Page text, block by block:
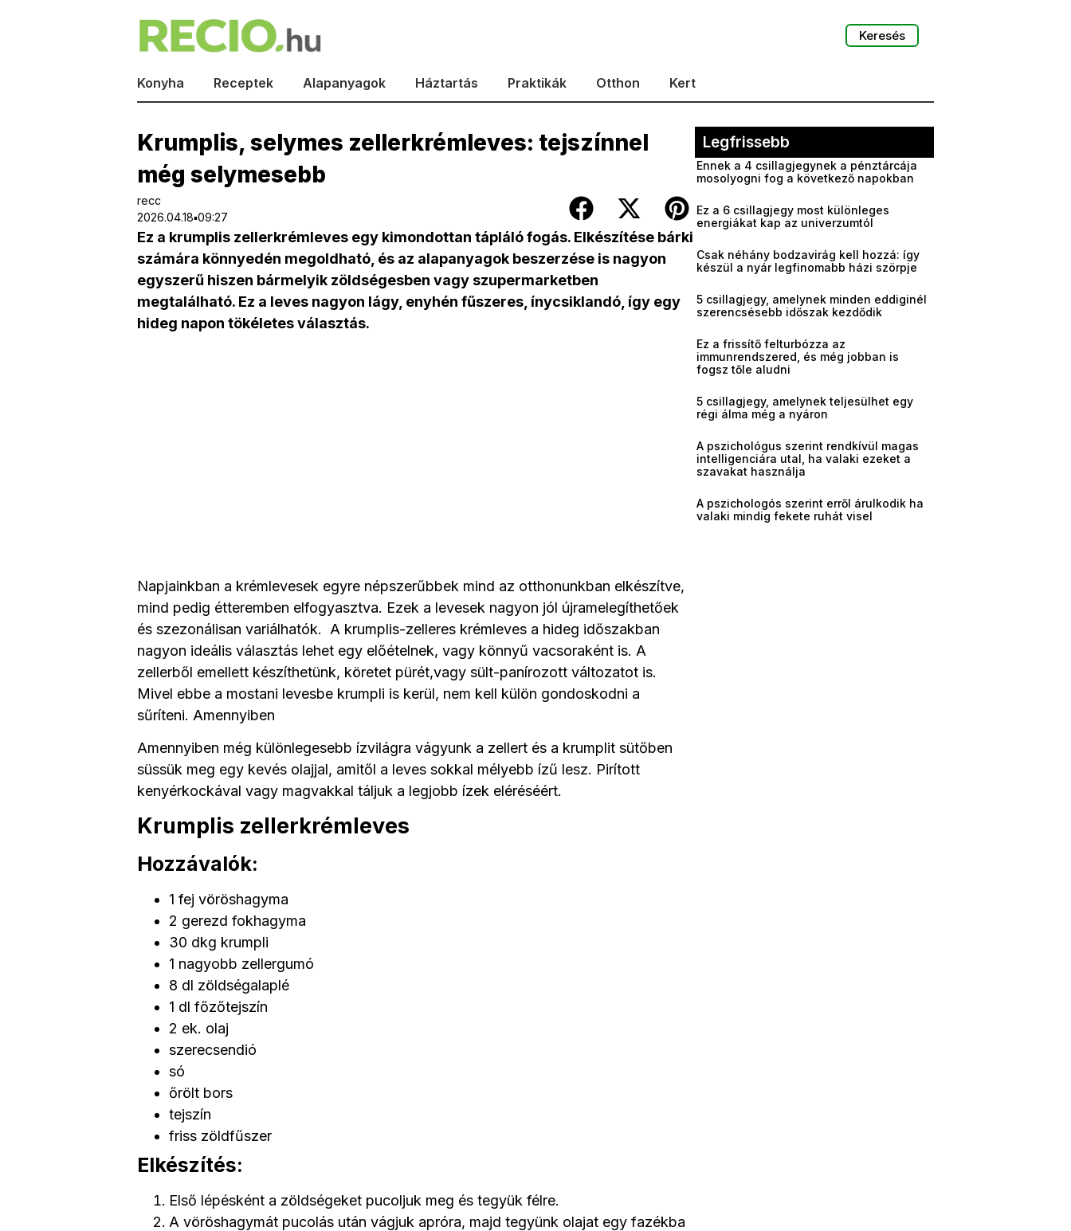
Keresés
Konyha Receptek Alapanyagok Háztartás Praktikák Otthon Kert
Krumplis, selymes zellerkrémleves: tejszínnel
még selymesebb
recc
2026.04.18▪09:27
Ez a krumplis zellerkrémleves egy kimondottan tápláló fogás. Elkészítése bárki
számára könnyedén megoldható, és az alapanyagok beszerzése is nagyon
egyszerű hiszen bármelyik zöldségesben vagy szupermarketben
megtalálható. Ez a leves nagyon lágy, enyhén fűszeres, ínycsiklandó, így egy
hideg napon tökéletes választás.
Napjainkban a krémlevesek egyre népszerűbbek mind az otthonunkban elkészítve,
mind pedig étteremben elfogyasztva. Ezek a levesek nagyon jól újramelegíthetőek
és szezonálisan variálhatók. A krumplis-zelleres krémleves a hideg időszakban
nagyon ideális választás lehet egy előételnek, vagy könnyű vacsoraként is. A
zellerből emellett készíthetünk, köretet pürét,vagy sült-panírozott változatot is.
Mivel ebbe a mostani levesbe krumpli is kerül, nem kell külön gondoskodni a
sűríteni. Amennyiben
Amennyiben még különlegesebb ízvilágra vágyunk a zellert és a krumplit sütőben
süssük meg egy kevés olajjal, amitől a leves sokkal mélyebb ízű lesz. Pirított
kenyérkockával vagy magvakkal táljuk a legjobb ízek eléréséért.
Krumplis zellerkrémleves
Hozzávalók:
1 fej vöröshagyma
2 gerezd fokhagyma
30 dkg krumpli
1 nagyobb zellergumó
8 dl zöldségalaplé
1 dl főzőtejszín
2 ek. olaj
szerecsendió
só
őrölt bors
tejszín
friss zöldfűszer
Elkészítés:
Első lépésként a zöldségeket pucoljuk meg és tegyük félre.
A vöröshagymát pucolás után vágjuk apróra, majd tegyünk olajat egy fazékba
Legfrissebb
Ennek a 4 csillagjegynek a pénztárcája
mosolyogni fog a következő napokban
Ez a 6 csillagjegy most különleges
energiákat kap az univerzumtól
Csak néhány bodzavirág kell hozzá: így
készül a nyár legfinomabb házi szörpje
5 csillagjegy, amelynek minden eddiginél
szerencsésebb időszak kezdődik
Ez a frissítő felturbózza az
immunrendszered, és még jobban is
fogsz tőle aludni
5 csillagjegy, amelynek teljesülhet egy
régi álma még a nyáron
A pszichológus szerint rendkívül magas
intelligenciára utal, ha valaki ezeket a
szavakat használja
A pszichologós szerint erről árulkodik ha
valaki mindig fekete ruhát visel